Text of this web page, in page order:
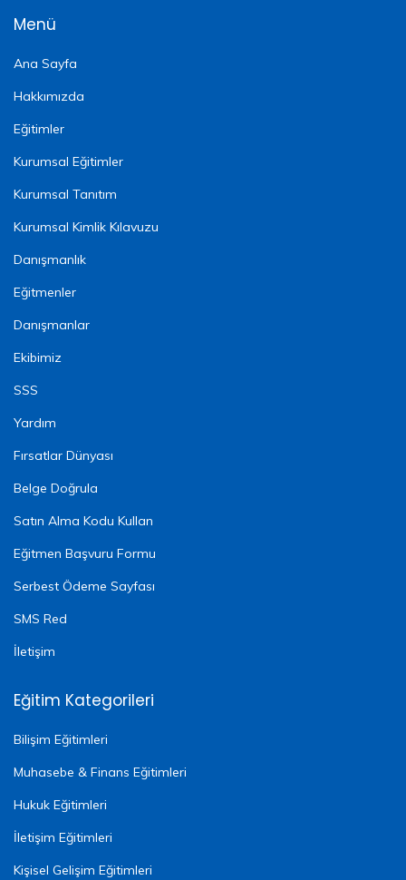
Menü
Ana Sayfa
Hakkımızda
Eğitimler
Kurumsal Eğitimler
Kurumsal Tanıtım
Kurumsal Kimlik Kılavuzu
Danışmanlık
Eğitmenler
Danışmanlar
Ekibimiz
SSS
Yardım
Fırsatlar Dünyası
Belge Doğrula
Satın Alma Kodu Kullan
Eğitmen Başvuru Formu
Serbest Ödeme Sayfası
SMS Red
İletişim
Eğitim Kategorileri
Bilişim Eğitimleri
Muhasebe & Finans Eğitimleri
Hukuk Eğitimleri
İletişim Eğitimleri
Kişisel Gelişim Eğitimleri